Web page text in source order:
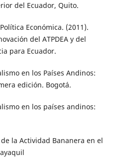
del Ecuador, Quito.
Económica. (2011).
del ATPDEA y del
para Ecuador.
en los Países Andinos:
edición. Bogotá.
en los países andinos:
la Actividad Bananera en el